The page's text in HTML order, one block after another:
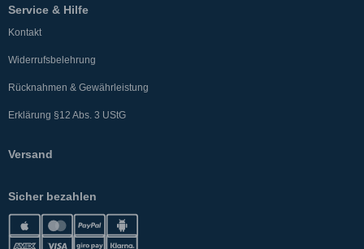
Service & Hilfe
Kontakt
Widerrufsbelehrung
Rücknahmen & Gewährleistung
Erklärung §12 Abs. 3 UStG
Versand
Sicher bezahlen